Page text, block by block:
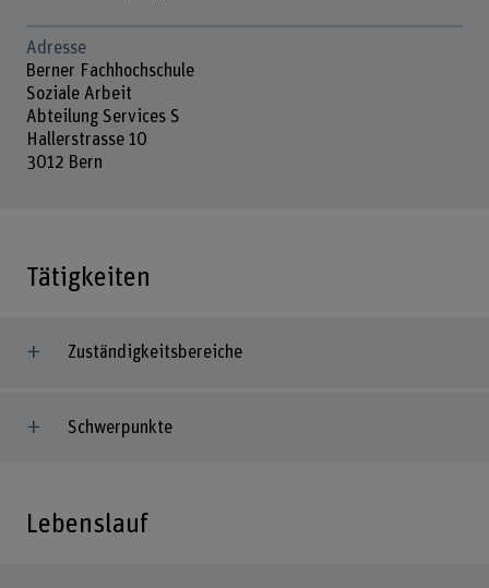
Adresse
Berner Fachhochschule
Soziale Arbeit
Abteilung Services S
Hallerstrasse 10
3012 Bern
Tätigkeiten
Zuständigkeitsbereiche
Schwerpunkte
Lebenslauf